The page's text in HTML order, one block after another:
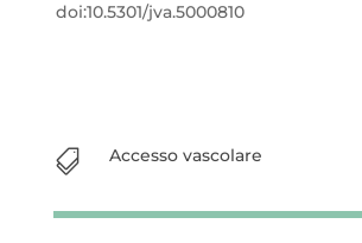
doi:10.5301/jva.5000810
 Accesso vascolare